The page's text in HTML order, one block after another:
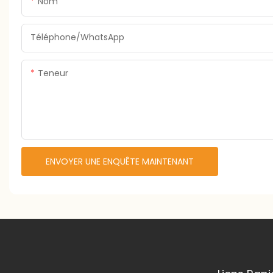
Téléphone/WhatsApp
Teneur
ENVOYER UNE ENQUÊTE MAINTENANT